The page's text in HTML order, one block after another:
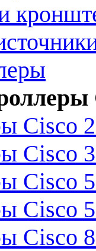
Cisco
Cisco
Cisco
Cisco
Cisco